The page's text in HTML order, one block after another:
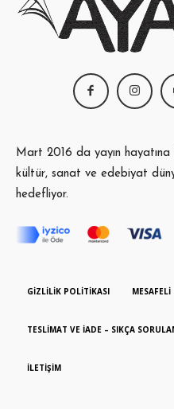
Mart 2016 da yayın hayatına
kültür, sanat ve edebiyat
hedefliyor.
GIZLILIK POLITIKASI
TESLIMAT VE İADE – SIKÇA
İLETIŞIM